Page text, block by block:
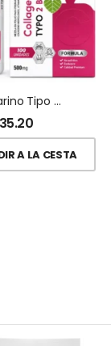
Collagen Marino Tipo 2 + Biotina 100 Capsulas Naturalmaxx
35.20
A LA CESTA